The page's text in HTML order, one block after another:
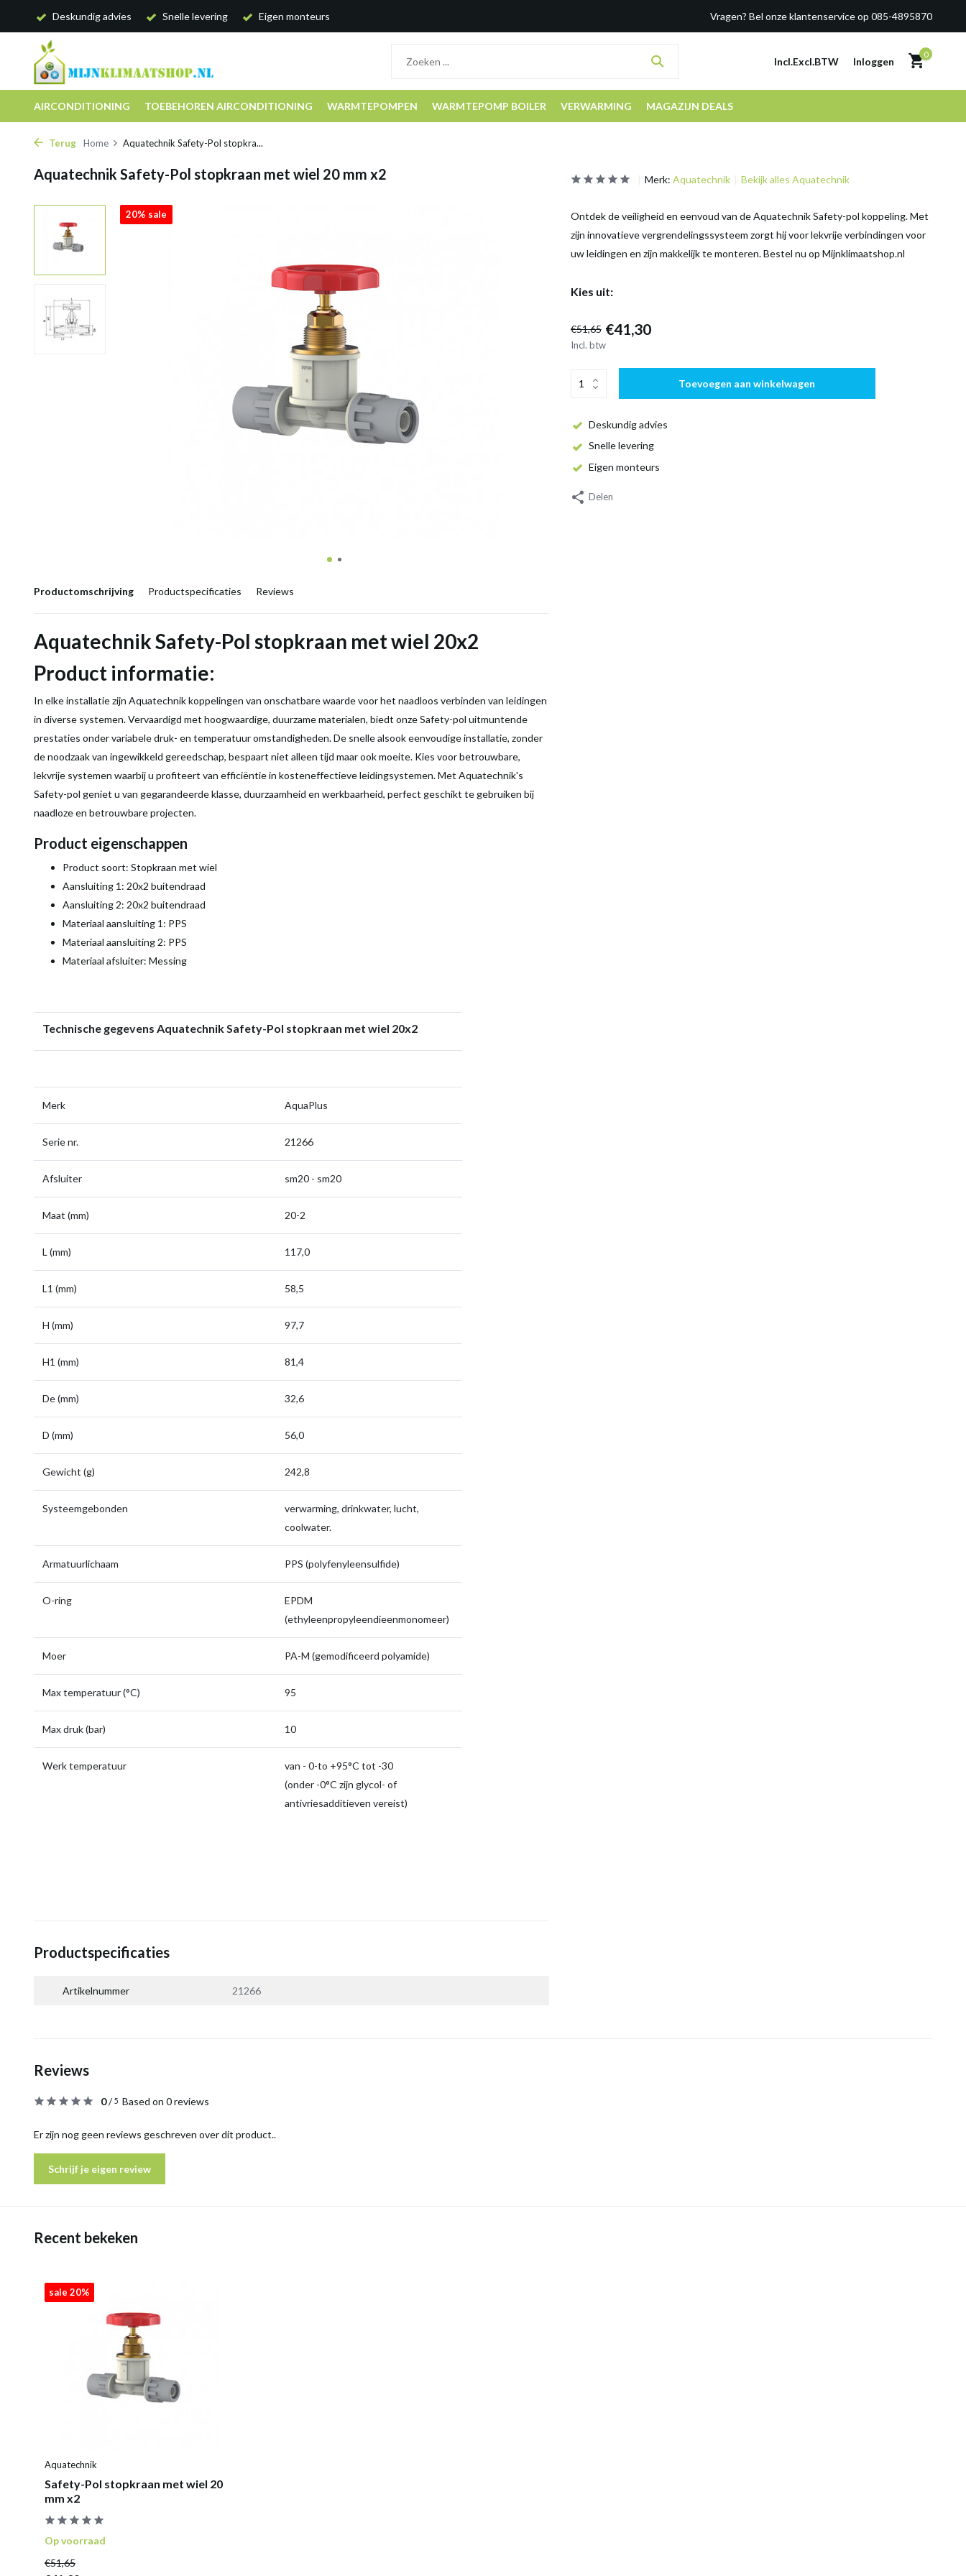
Deskundig advies Snelle levering Eigen monteurs Vragen? Bel onze klantenservice op 085-4895870
Incl.Excl.BTW Inloggen
0
AIRCONDITIONING TOEBEHOREN AIRCONDITIONING WARMTEPOMPEN WARMTEPOMP BOILER VERWARMING MAGAZIJN DEALS
Terug Home Aquatechnik Safety-Pol stopkra...
Aquatechnik Safety-Pol stopkraan met wiel 20 mm x2
20% sale
Productomschrijving Productspecificaties Reviews
Aquatechnik Safety-Pol stopkraan met wiel 20x2
Product informatie:
In elke installatie zijn Aquatechnik koppelingen van onschatbare waarde voor het naadloos verbinden van leidingen
in diverse systemen. Vervaardigd met hoogwaardige, duurzame materialen, biedt onze Safety-pol uitmuntende
prestaties onder variabele druk- en temperatuur omstandigheden. De snelle alsook eenvoudige installatie, zonder
de noodzaak van ingewikkeld gereedschap, bespaart niet alleen tijd maar ook moeite. Kies voor betrouwbare,
lekvrije systemen waarbij u profiteert van efficiëntie in kosteneffectieve leidingsystemen. Met Aquatechnik's
Safety-pol geniet u van gegarandeerde klasse, duurzaamheid en werkbaarheid, perfect geschikt te gebruiken bij
naadloze en betrouwbare projecten.
Product eigenschappen
Product soort: Stopkraan met wiel
Aansluiting 1: 20x2 buitendraad
Aansluiting 2: 20x2 buitendraad
Materiaal aansluiting 1: PPS
Materiaal aansluiting 2: PPS
Materiaal afsluiter: Messing
Technische gegevens Aquatechnik Safety-Pol stopkraan met wiel 20x2
Merk AquaPlus
Serie nr. 21266
Afsluiter sm20 - sm20
Maat (mm) 20-2
L (mm) 117,0
L1 (mm) 58,5
H (mm) 97,7
H1 (mm) 81,4
De (mm) 32,6
D (mm) 56,0
Gewicht (g) 242,8
Systeemgebonden
verwarming, drinkwater, lucht,
coolwater.
Armatuurlichaam PPS (polyfenyleensulfide)
O-ring
EPDM
(ethyleenpropyleendieenmonomeer)
Moer PA-M (gemodificeerd polyamide)
Max temperatuur (°C) 95
Max druk (bar) 10
Werk temperatuur
van - 0-to +95°C tot -30
(onder -0°C zijn glycol- of
antivriesadditieven vereist)
Productspecificaties
Artikelnummer 21266
Merk: Aquatechnik Bekijk alles Aquatechnik
Ontdek de veiligheid en eenvoud van de Aquatechnik Safety-pol koppeling. Met
zijn innovatieve vergrendelingssysteem zorgt hij voor lekvrije verbindingen voor
uw leidingen en zijn makkelijk te monteren. Bestel nu op Mijnklimaatshop.nl
Kies uit:
€51,65 €41,30
Incl. btw
Toevoegen aan winkelwagen
Deskundig advies
Snelle levering
Eigen monteurs
Delen
Reviews
0/5 Based on 0 reviews
Er zijn nog geen reviews geschreven over dit product..
Schrijf je eigen review
Recent bekeken
sale 20%
Aquatechnik
Safety-Pol stopkraan met wiel 20
mm x2
Op voorraad
€51,65